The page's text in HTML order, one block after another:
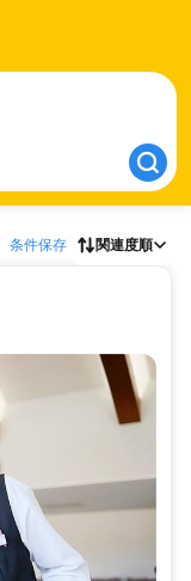
条件保存 関連度順